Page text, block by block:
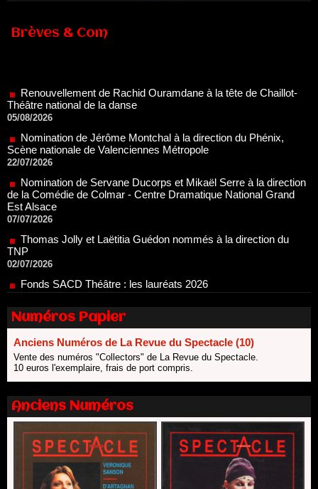
Brèves & Com
05/08/2026
Nomination de Jérôme Montchal à la direction du Phénix,
Scène nationale de Valenciennes Métropole
22/07/2026
Nomination de Servane Ducorps et Mikaël Serre à la direction
de la Comédie de Colmar - Centre Dramatique National Grand
Est Alsace
07/07/2026
Thomas Jolly et Laëtitia Guédon nommés à la direction du
TNP
02/07/2026
Fonds SACD Théâtre : les lauréats 2026
23/06/2026
Dispositif ARTCENA Écrire pour le cirque, les lauréats 2026 !
Le palmarès des prix SACD 2026
Les 10 lauréats du Fonds Grandes Formes Théâtre 2026
SACD
Nomination de Nathalie Garraud et Olivier Saccomano à la
direction du Théâtre de Gennevilliers - CDN
13/06/2026
Dispositif SACD Auteurs d'espaces : les lauréats 2026
18/03/2026
Numéros Papier
Anciens Numéros de La Revue du Spectacle (10)
Vente des numéros "Collectors" de La Revue du Spectacle.
10 euros l'exemplaire, frais de port compris.
Anciens Numéros